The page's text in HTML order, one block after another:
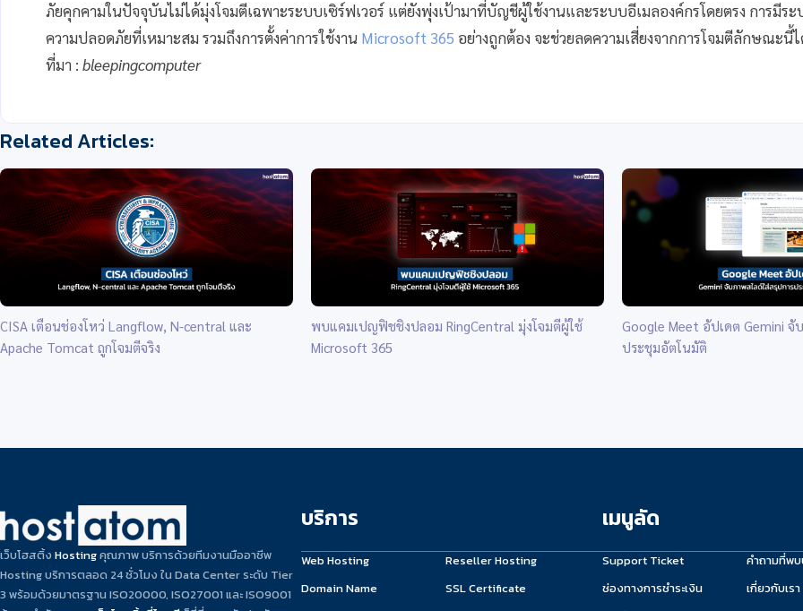
ภัยคุกคามในปัจจุบันไม่ได้มุ่งโจมตีเฉพาะระบบเซิร์ฟเวอร์ แต่ยังพุ่งเป้ามาที่บัญชีผู้ใช้งานและระบบอีเมลองค์กรโดยตรง การมีร
ความปลอดภัยที่เหมาะสม รวมถึงการตั้งค่าการใช้งาน Microsoft 365 อย่างถูกต้อง จะช่วยลดความเสี่ยงจากการโจมตีลักษณะนี้
ที่มา : bleepingcomputer
CISA เตือนช่องโหว่ Langflow, N-central และ
Apache Tomcat ถูกโจมตีจริง
พบแคมเปญฟิชชิงปลอม RingCentral มุ่งโจมตีผู้ใช้
Microsoft 365
Google Meet อัปเดต Gemini จั
ประชุมอัตโนมัติ
เว็บโฮสติ้ง Hostingคุณภาพ บริการด้วยทีมงานมืออาชีพ
Hosting บริการตลอด 24 ชั่วโมง ใน Data Center ระดับ Tier
3 พร้อมด้วยมาตรฐาน ISO20000, ISO27001 และ ISO9001
บริการ
Web Hosting
Domain Name
Reseller Hosting
SSL Certificate
เมนูลัด
Support Ticket
ช่องทางการชำระเงิน
คำถามที่พ
เกี่ยวกับเรา